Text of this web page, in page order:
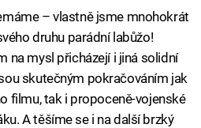
– vlastně jsme mnohokrát
druhu parádní labůžo!
na mysl přicházejí i jiná solidní
skutečným pokračováním jak
filmu, tak i propoceně-vojenské
A těšíme se i na další brzký